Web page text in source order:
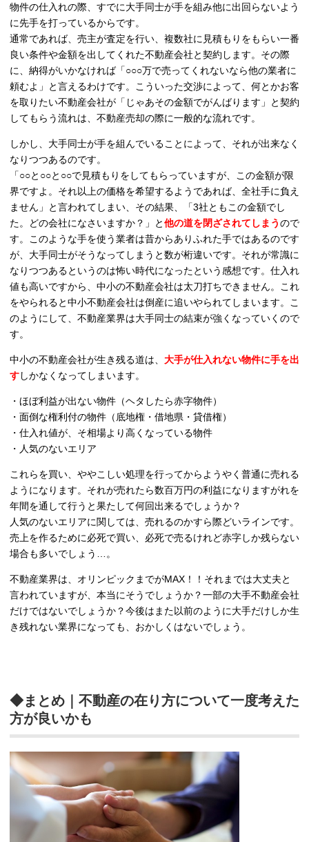
物件の仕入れの際、すでに大手同士が手を組み他に出回らないよう
に先手を打っているからです。
通常であれば、売主が査定を行い、複数社に見積もりをもらい一番
良い条件や金額を出してくれた不動産会社と契約します。その際
に、納得がいかなければ「○○○万で売ってくれないなら他の業者に
頼むよ」と言えるわけです。こういった交渉によって、何とかお客
を取りたい不動産会社が「じゃあその金額でがんばります」と契約
してもらう流れは、不動産売却の際に一般的な流れです。
しかし、大手同士が手を組んでいることによって、それが出来なく
なりつつあるのです。
「○○と○○と○○で見積もりをしてもらっていますが、この金額が限
界ですよ。それ以上の価格を希望するようであれば、全社手に負え
ません」と言われてしまい、その結果、「3社ともこの金額でし
た。どの会社になさいますか？」と他の道を閉ざされてしまうので
す。このような手を使う業者は昔からありふれた手ではあるのです
が、大手同士がそうなってしまうと数が桁違いです。それが常識に
なりつつあるというのは怖い時代になったという感想です。仕入れ
値も高いですから、中小の不動産会社は太刀打ちできません。これ
をやられると中小不動産会社は倒産に追いやられてしまいます。こ
のようにして、不動産業界は大手同士の結束が強くなっていくので
す。
中小の不動産会社が生き残る道は、 大手が仕入れない物件に手を出
すしかなくなってしまいます。
・ほぼ利益が出ない物件（ヘタしたら赤字物件）
・面倒な権利付の物件（底地権・借地県・貸借権）
・仕入れ値が、そ相場より高くなっている物件
・人気のないエリア
これらを買い、ややこしい処理を行ってからようやく普通に売れる
ようになります。それが売れたら数百万円の利益になりますがれを
年間を通して行うと果たして何回出来るでしょうか？
人気のないエリアに関しては、売れるのかすら際どいラインです。
売上を作るために必死で買い、必死で売るけれど赤字しか残らない
場合も多いでしょう…。
不動産業界は、オリンピックまでがMAX！！それまでは大丈夫と
言われていますが、本当にそうでしょうか？一部の大手不動産会社
だけではないでしょうか？今後はまた以前のように大手だけしか生
き残れない業界になっても、おかしくはないでしょう。
◆まとめ｜不動産の在り方について一度考えた
方が良いかも